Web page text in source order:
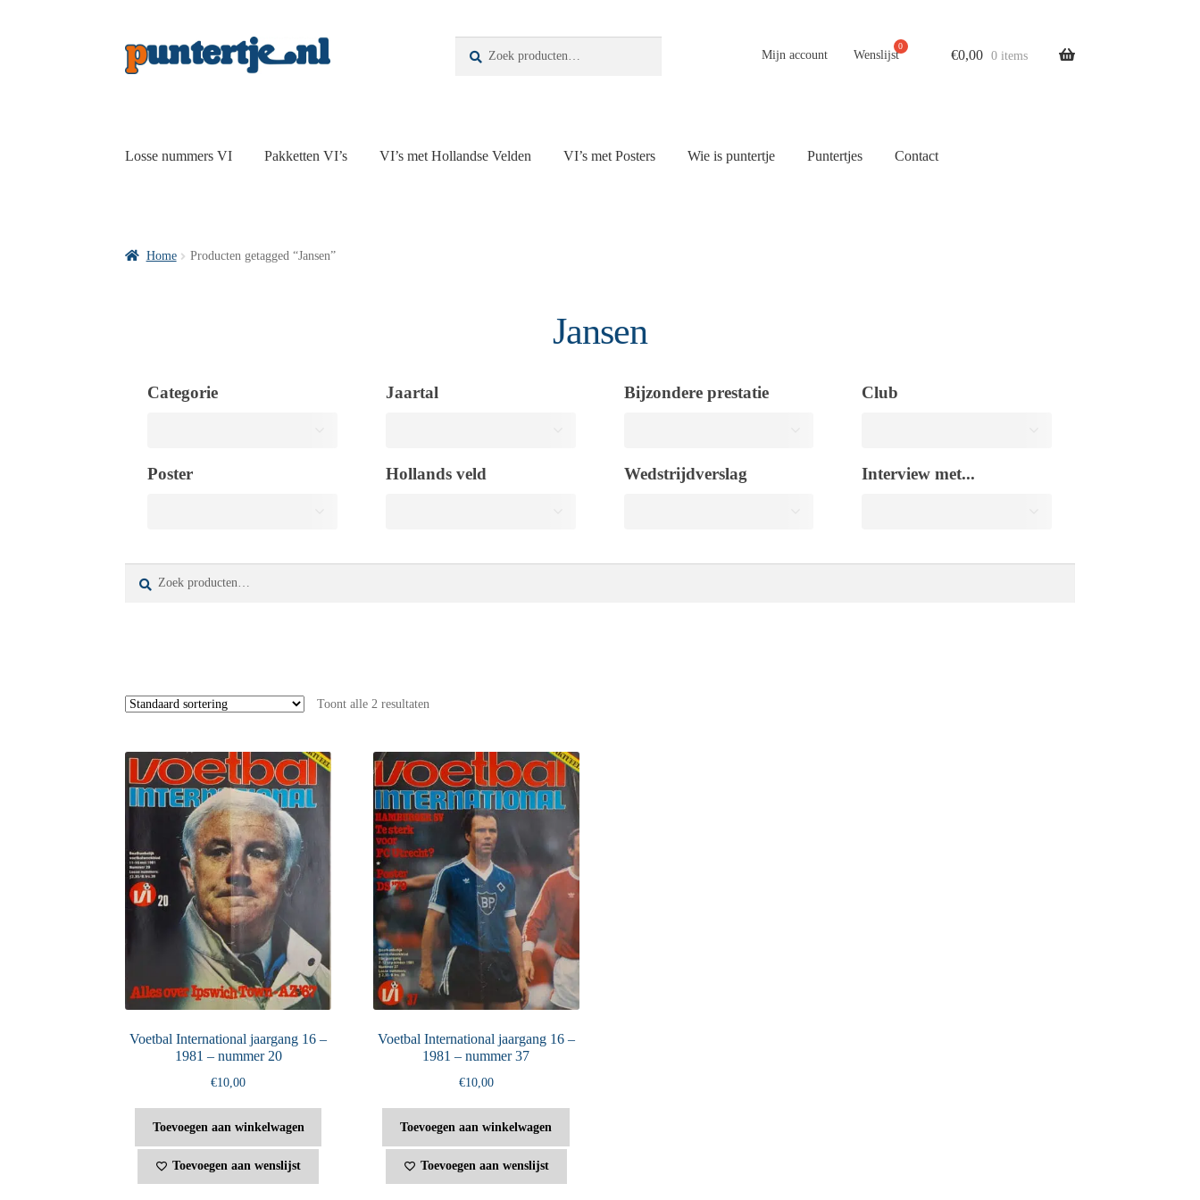
Zoeken
Mijn account Wenslijst €0,00 0 items
Losse nummers VI Pakketten VI’s VI’s met Hollandse Velden VI’s met Posters Wie is puntertje Puntertjes Contact
Home Producten getagged “Jansen”
Jansen
Categorie Jaartal Bijzondere prestatie Club
Poster Hollands veld Wedstrijdverslag Interview met...
Toont alle 2 resultaten
Voetbal International jaargang 16 –
1981 – nummer 20
€10,00
Toevoegen aan winkelwagen
Toevoegen aan wenslijst
Voetbal International jaargang 16 –
1981 – nummer 37
€10,00
Toevoegen aan winkelwagen
Toevoegen aan wenslijst